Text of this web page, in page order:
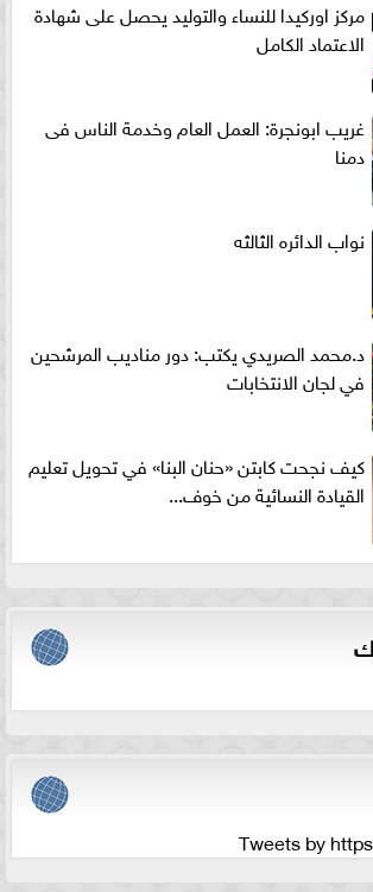
مركز اوركيدا للنساء والتوليد يحصل على شهادة
الاعتماد الكامل
غريب ابونجرة: العمل العام وخدمة الناس فى
دمنا
نواب الدائره الثالثه
د.محمد الصريدي يكتب: دور مناديب المرشحين
في لجان الانتخابات
كيف نجحت كابتن «حنان البنا» في تحويل تعليم
القيادة النسائية من خوف...
Tweets by